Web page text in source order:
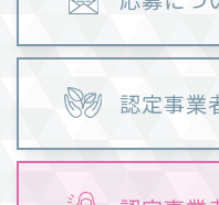
認定事業